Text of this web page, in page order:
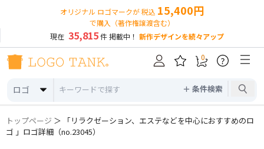
オリジナル ロゴマークが 税込 15,400円
で購入（著作権譲渡含む）
現在 35,815件 掲載中！ 新作デザインを続々アップ
ロゴ ＋ 条件検索
0 ?
トップページ ＞ 「リラクゼーション、エステなどを中心におすすめのロ
ゴ 」ロゴ詳細（no.23045）